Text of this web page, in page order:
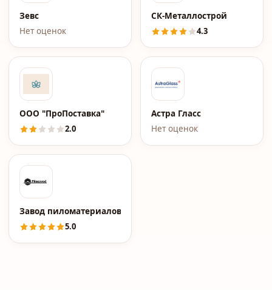
Зевс
Нет оценок
СК-Металлострой
4.3
ООО "ПроПоставка"
2.0
Астра Гласс
Нет оценок
Завод пиломатериалов Pilozavod.ru
5.0